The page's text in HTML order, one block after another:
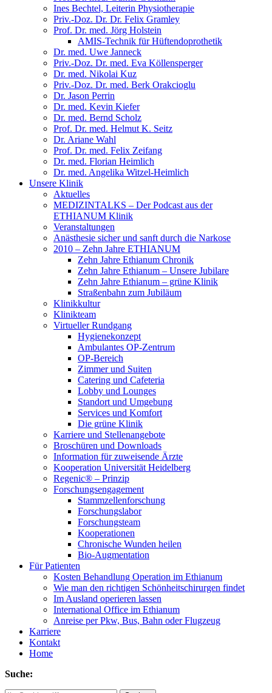
Ines Bechtel, Leiterin Physiotherapie
Priv.-Doz. Dr. Dr. Felix Gramley
Prof. Dr. med. Jörg Holstein
AMIS-Technik für Hüftendoprothetik
Dr. med. Uwe Janneck
Priv.-Doz. Dr. med. Eva Köllensperger
Dr. med. Nikolai Kuz
Priv.-Doz. Dr. med. Berk Orakcioglu
Dr. Jason Perrin
Dr. med. Kevin Kiefer
Dr. med. Bernd Scholz
Prof. Dr. med. Helmut K. Seitz
Dr. Ariane Wahl
Prof. Dr. med. Felix Zeifang
Dr. med. Florian Heimlich
Dr. med. Angelika Witzel-Heimlich
Unsere Klinik
Aktuelles
MEDIZINTALKS – Der Podcast aus der
ETHIANUM Klinik
Veranstaltungen
Anästhesie sicher und sanft durch die Narkose
2010 – Zehn Jahre ETHIANUM
Zehn Jahre Ethianum Chronik
Zehn Jahre Ethianum – Unsere Jubilare
Zehn Jahre Ethianum – grüne Klinik
Straßenbahn zum Jubiläum
Klinikkultur
Klinikteam
Virtueller Rundgang
Hygienekonzept
Ambulantes OP-Zentrum
OP-Bereich
Zimmer und Suiten
Catering und Cafeteria
Lobby und Lounges
Standort und Umgebung
Services und Komfort
Die grüne Klinik
Karriere und Stellenangebote
Broschüren und Downloads
Information für zuweisende Ärzte
Kooperation Universität Heidelberg
Regenic® – Prinzip
Forschungsengagement
Stammzellenforschung
Forschungslabor
Forschungsteam
Kooperationen
Chronische Wunden heilen
Bio-Augmentation
Für Patienten
Kosten Behandlung Operation im Ethianum
Wie man den richtigen Schönheitschirurgen findet
Im Ausland operieren lassen
International Office im Ethianum
Anreise per Pkw, Bus, Bahn oder Flugzeug
Karriere
Kontakt
Home
Suche: